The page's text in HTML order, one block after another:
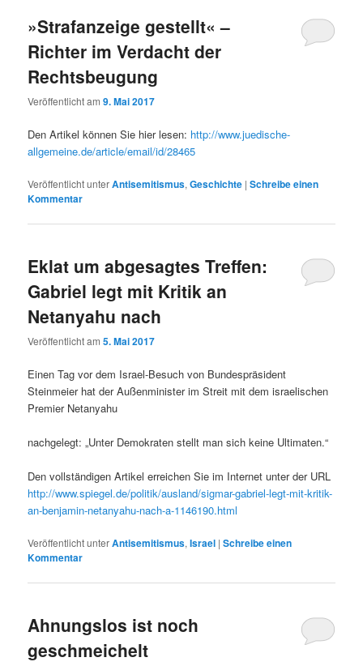
»Strafanzeige gestellt« –
Richter im Verdacht der
Rechtsbeugung
Veröffentlicht am9. Mai 2017
Den Artikel können Sie hier lesen: http://www.juedische-
allgemeine.de/article/email/id/28465
Veröffentlicht unterAntisemitismus,Geschichte |Schreibe einen
Kommentar
Eklat um abgesagtes Treffen:
Gabriel legt mit Kritik an
Netanyahu nach
Veröffentlicht am5. Mai 2017
Einen Tag vor dem Israel-Besuch von Bundespräsident
Steinmeier hat der Außenminister im Streit mit dem israelischen
Premier Netanyahu
nachgelegt: „Unter Demokraten stellt man sich keine Ultimaten.“
Den vollständigen Artikel erreichen Sie im Internet unter der URL
http://www.spiegel.de/politik/ausland/sigmar-gabriel-legt-mit-kritik-
an-benjamin-netanyahu-nach-a-1146190.html
Veröffentlicht unterAntisemitismus,Israel |Schreibe einen
Kommentar
Ahnungslos ist noch
geschmeichelt